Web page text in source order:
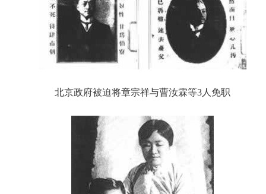
北京政府被迫将章宗祥与曹汝霖等3人免职